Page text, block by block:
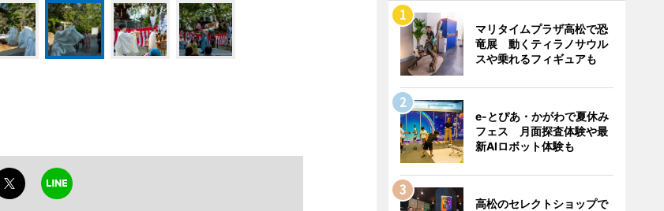
マリタイムプラザ高松で恐
竜展 動くティラノサウル
スや乗れるフィギュアも
e-とぴあ・かがわで夏休み
フェス 月面探査体験や最
新AIロボット体験も
高松のセレクトショップで